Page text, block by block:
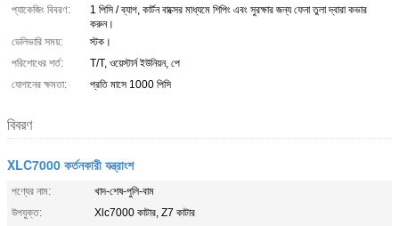
প্যাকেজিং বিবরণ:
1 পিসি / ব্যাগ, কার্টন বাক্সের মাধ্যমে শিপিং এবং সুরক্ষার জন্য ফেনা তুলা দ্বারা কভার
করুন।
ডেলিভারি সময়:
স্টক।
পরিশোধের শর্ত:
T/T, ওয়েস্টার্ন ইউনিয়ন, পে
যোগানের ক্ষমতা:
প্রতি মাসে 1000 পিসি
বিবরণ
XLC7000 কর্তনকারী যন্ত্রাংশ
পণ্যের নাম:
খাদ-শেষ-পুলি-বাম
উপযুক্ত:
Xlc7000 কাটার, Z7 কাটার